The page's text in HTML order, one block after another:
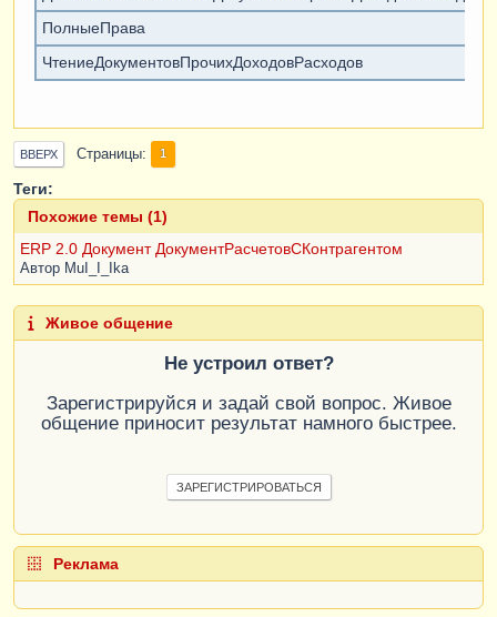
ПолныеПрава
ЧтениеДокументовПрочихДоходовРасходов
ВВЕРХ Страницы 1
Теги:
Похожие темы (1)
ERP 2.0 Документ ДокументРасчетовСКонтрагентом
Автор MuI_I_Ika
Живое общение
Не устроил ответ?
Зарегистрируйся и задай свой вопрос. Живое
общение приносит результат намного быстрее.
ЗАРЕГИСТРИРОВАТЬСЯ
Реклама